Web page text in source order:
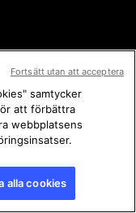
samtycker
att förbättra
webbplatsens
alla cookies
Fortsätt utan att acceptera